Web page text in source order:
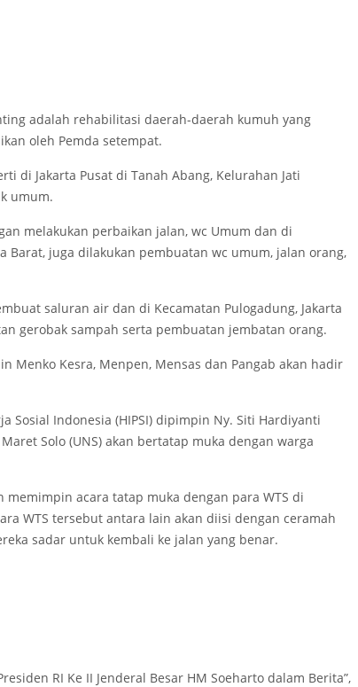
adalah rehabilitasi daerah-daerah kumuh yang
oleh Pemda setempat.
di Jakarta Pusat di Tanah Abang, Kelurahan Jati
umum.
melakukan perbaikan jalan, wc Umum dan di
Barat, juga dilakukan pembuatan wc umum, jalan orang,
saluran air dan di Kecamatan Pulogadung, Jakarta
gerobak sampah serta pembuatan jembatan orang.
Menko Kesra, Menpen, Mensas dan Pangab akan hadir
Sosial Indonesia (HIPSI) dipimpin Ny. Siti Hardiyanti
Solo (UNS) akan bertatap muka dengan warga
acara tatap muka dengan para WTS di
WTS tersebut antara lain akan diisi dengan ceramah
sadar untuk kembali ke jalan yang benar.
RI Ke II Jenderal Besar HM Soeharto dalam Berita”,